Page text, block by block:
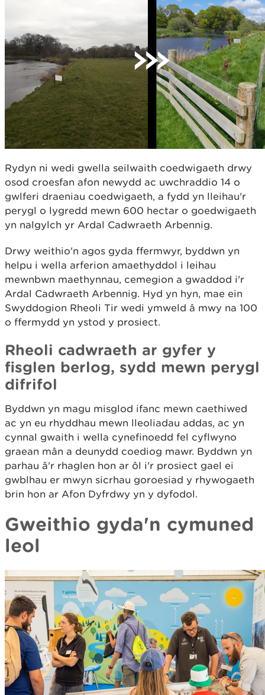
Rydyn ni wedi gwella seilwaith coedwigaeth drwy
osod croesfan afon newydd ac uwchraddio 14 o
gwlferi draeniau coedwigaeth, a fydd yn lleihau'r
perygl o lygredd mewn 600 hectar o goedwigaeth
yn nalgylch yr Ardal Cadwraeth Arbennig.
Drwy weithio'n agos gyda ffermwyr, byddwn yn
helpu i wella arferion amaethyddol i leihau
mewnbwn maethynnau, cemegion a gwaddod i'r
Ardal Cadwraeth Arbennig. Hyd yn hyn, mae ein
Swyddogion Rheoli Tir wedi ymweld â mwy na 100
o ffermydd yn ystod y prosiect.
Rheoli cadwraeth ar gyfer y
fisglen berlog, sydd mewn perygl
difrifol
Byddwn yn magu misglod ifanc mewn caethiwed
ac yn eu rhyddhau mewn lleoliadau addas, ac yn
cynnal gwaith i wella cynefinoedd fel cyflwyno
graean mân a deunydd coediog mawr. Byddwn yn
parhau â'r rhaglen hon ar ôl i'r prosiect gael ei
gwblhau er mwyn sicrhau goroesiad y rhywogaeth
brin hon ar Afon Dyfrdwy yn y dyfodol.
Gweithio gyda'n cymuned
leol